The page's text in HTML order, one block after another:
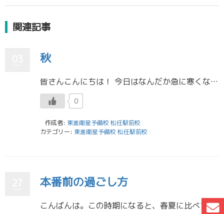
関連記事
秋
皆さんこんにちは！ 今日はなんだか急に寒くなりましたね。久しぶりにスーツの上着を着たのですが、夏の終わりを感じてとてもさみしいです。 でも秋は秋で、紅葉を見たり、おいしいものを食べたり、実は誕生日もあったりで楽しみなこと […]
0
作成者: 東進衛星予備校 松任駅前校
カテゴリー: 東進衛星予備校 松任駅前校
本番前の過ごし方
こんばんは。この時期になると、春夏に比べて質問の難易度が全体的に高くなり、生徒のみなさんが質問に来るたびに分かるかな...と実は緊張している桜井です。 申し訳ないことに壮行会に参加できなかったので、言おうと思っていたこと […]